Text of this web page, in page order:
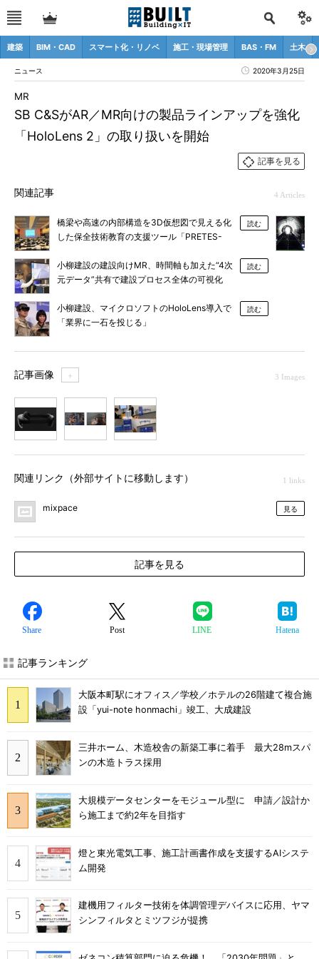
建築 BIM・CAD スマート化・リノベ 施工・現場管理 BAS・FM 土木
ニュース 2020年3月25日
SB C&SがAR／MR向けの製品ラインアップを強化
「HoloLens 2」の取り扱いを開始
MR
記事を見る
関連記事 4 Articles
橋梁や高速の内部構造を3D仮想図で見える化
した保全技術教育の支援ツール「PRETES-
読む
小柳建設の建設向けMR、時間軸も加えた“4次
元データ”共有で建設プロセス全体の可視化
読む
小柳建設、マイクロソフトのHoloLens導入で
「業界に一石を投じる」
読む
記事画像 ＋ 3 Images
関連リンク（外部サイトに移動します） 1 links
mixpace 見る
記事を見る
Share Post LINE Hatena
記事ランキング
大阪本町駅にオフィス／学校／ホテルの26階建て複合施
設「yui-note honmachi」竣工、大成建設
三井ホーム、木造校舎の新築工事に着手 最大28mスパ
ンの木造トラス採用
大規模データセンターをモジュール型に 申請／設計か
ら施工まで約2年を目指す
燈と東光電気工事、施工計画書作成を支援するAIシステ
ム開発
建機用フィルター技術を体調管理デバイスに応用、ヤマ
シンフィルタとミツフジが提携